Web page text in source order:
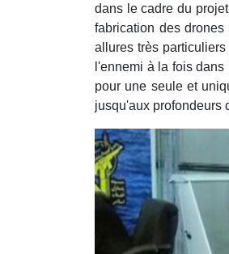
dans le cadre du
fabrication des
allures très
l'ennemi à la fois
pour une seule et
jusqu'aux profondeurs